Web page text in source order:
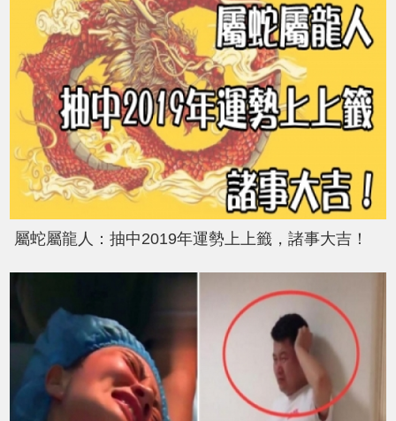
屬蛇屬龍人：抽中2019年運勢上上籤，諸事大吉！